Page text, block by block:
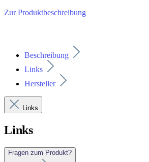
Zur Produktbeschreibung
Beschreibung
Links
Hersteller
Links
Links
Fragen zum Produkt?